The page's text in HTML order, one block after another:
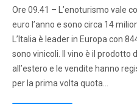
Ore 09.41 – L’enoturismo vale
euro l’anno e sono circa 14
L’Italia è leader in Europa con
sono vinicoli. Il vino è il prodotto
all’estero e le vendite hanno
per la prima volta quota…